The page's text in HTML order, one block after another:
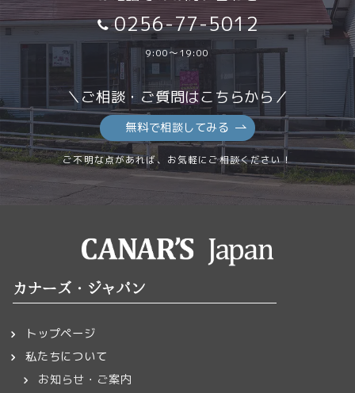
0256-77-5012
9:00～19:00
＼ご相談・ご質問はこちらから／
無料で相談してみる
ご不明な点があれば、お気軽にご相談ください！
カナーズ・ジャパン
トップページ
私たちについて
お知らせ・ご案内